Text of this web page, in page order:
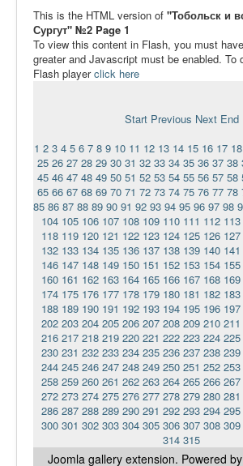
Видеоматериалы
Контакты
Ермаковополе.рф
This is the HTML version of "Тобольск и
Сургут" №2 Page 1
To view this content in Flash, you must
greater and Javascript must be enabled. To
Flash playerclick here
Start Previous Next End
1 2 3 4 5 6 7 8 9 10 11 12 13 14 15 16 17 18
25 26 27 28 29 30 31 32 33 34 35 36 37 38
45 46 47 48 49 50 51 52 53 54 55 56 57 58
65 66 67 68 69 70 71 72 73 74 75 76 77 78
85 86 87 88 89 90 91 92 93 94 95 96 97 98
104 105 106 107 108 109 110 111 112 113
118 119 120 121 122 123 124 125 126 127
132 133 134 135 136 137 138 139 140 141
146 147 148 149 150 151 152 153 154 155
160 161 162 163 164 165 166 167 168 169
174 175 176 177 178 179 180 181 182 183
188 189 190 191 192 193 194 195 196 197
202 203 204 205 206 207 208 209 210 211
216 217 218 219 220 221 222 223 224 225
230 231 232 233 234 235 236 237 238 239
244 245 246 247 248 249 250 251 252 253
258 259 260 261 262 263 264 265 266 267
272 273 274 275 276 277 278 279 280 281
286 287 288 289 290 291 292 293 294 295
300 301 302 303 304 305 306 307 308 309
314 315
Joomla gallery extension. Powered